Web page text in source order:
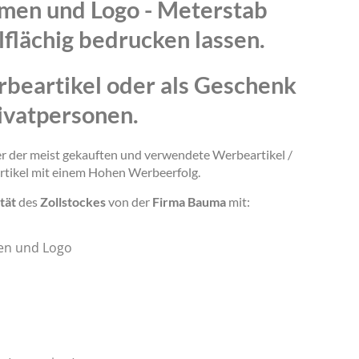
und Logo - Meterstab
bedrucken lassen.
oder als Geschenk
der meist gekauften und verwendete Werbeartikel /
mit einem Hohen Werbeerfolg.
des Zollstockesvon der Firma Bauma mit:
und Logo